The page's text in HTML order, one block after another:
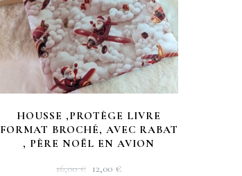
HOUSSE ,PROTÈGE LIVRE
FORMAT BROCHÉ, AVEC RABAT
, PÈRE NOËL EN AVION
16,00€ LE
12,00 €LE